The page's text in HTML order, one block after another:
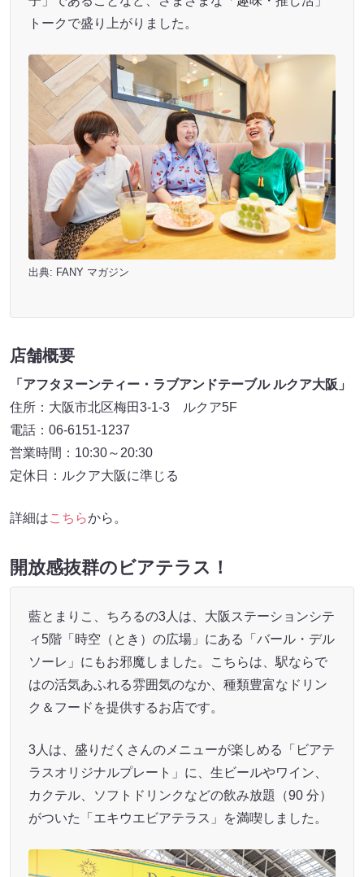
トークで盛り上がりました。
出典: FANY マガジン
店舗概要
「アフタヌーンティー・ラブアンドテーブル ルクア大阪」
住所：大阪市北区梅田3-1-3 ルクア5F
電話：06-6151-1237
営業時間：10:30～20:30
定休日：ルクア大阪に準じる
詳細はこちらから。
開放感抜群のビアテラス！
藍とまりこ、ちろるの3人は、大阪ステーションシテ
ィ5階「時空（とき）の広場」にある「バール・デル
ソーレ」にもお邪魔しました。こちらは、駅ならで
はの活気あふれる雰囲気のなか、種類豊富なドリン
ク＆フードを提供するお店です。
3人は、盛りだくさんのメニューが楽しめる「ビアテ
ラスオリジナルプレート」に、生ビールやワイン、
カクテル、ソフトドリンクなどの飲み放題（90 分）
がついた「エキウエビアテラス」を満喫しました。